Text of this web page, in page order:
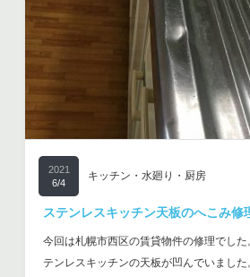
2021
6/4
キッチン・水廻り・厨房
ステンレスキッチン天板のへこみ修
今回は札幌市西区の賃貸物件の修理でした
テンレスキッチンの天板が凹んでいました